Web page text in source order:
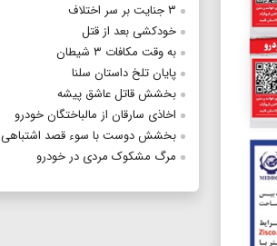
۳ جنایت بر سر اختلاف
خودکشی بعد از قتل
به وقت مکافات ۳ شیطان
پایان تلخ داستان سلنا
بخشش قاتل عاشق پیشه
اخاذی سارقان از مالباختگان خودرو
بخشش دوست با سوء قصد اشتباهی
مرگ مشکوک‌ مردی در خودرو